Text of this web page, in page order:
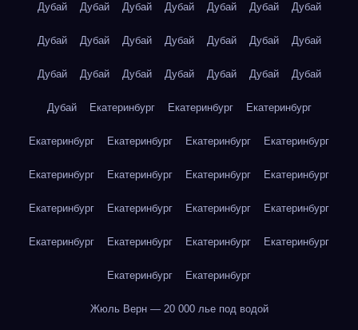
Дубай Дубай Дубай Дубай Дубай Дубай Дубай
Дубай Дубай Дубай Дубай Дубай Дубай Дубай
Дубай Дубай Дубай Дубай Дубай Дубай Дубай
Дубай Екатеринбург Екатеринбург Екатеринбург
Екатеринбург Екатеринбург Екатеринбург Екатеринбург
Екатеринбург Екатеринбург Екатеринбург Екатеринбург
Екатеринбург Екатеринбург Екатеринбург Екатеринбург
Екатеринбург Екатеринбург Екатеринбург Екатеринбург
Екатеринбург Екатеринбург
Жюль Верн — 20 000 лье под водой